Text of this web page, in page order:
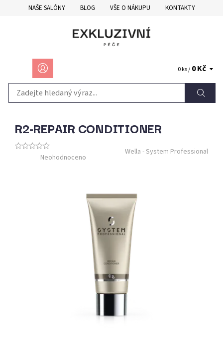
NAŠE SALÓNY BLOG VŠE O NÁKUPU KONTAKTY
0 ks / 0 Kč
R2-REPAIR CONDITIONER
Neohodnoceno
Wella - System Professional